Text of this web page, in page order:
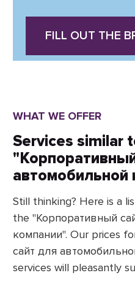
FILL OUT THE
WHAT WE OFFER
Services similar
автомобильной
Still thinking? Here is a
the "Корпоративный
компании". Our prices
сайт для
services will pleasantly